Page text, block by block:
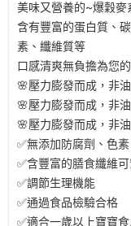
美味又營養的~爆穀麥
含有豐富的蛋白質、
素、纖維質等
口感清爽無負擔為您
🌸壓力膨發而成，非
🌸壓力膨發而成，非
🌸壓力膨發而成，非
✅無添加防腐劑、色
✅含豐富的膳食纖維
✅調節生理機能
✅通過食品檢驗合格
✅適合一歲以上寶寶